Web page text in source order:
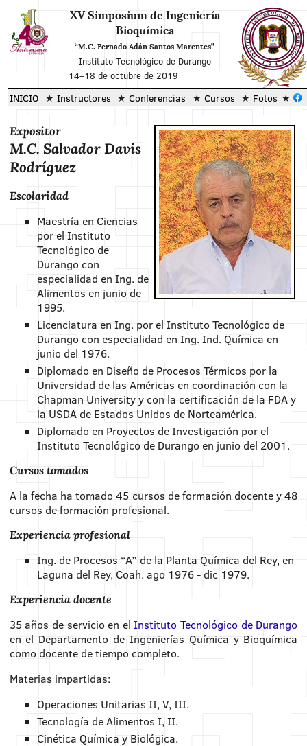
XV Simposium de Ingeniería
Bioquímica
“M.C. Fernado Adán Santos Marentes”
Instituto Tecnológico de Durango
14–18 de octubre de 2019
INICIO Instructores Conferencias Cursos Fotos
Expositor
M.C. Salvador Davis
Rodríguez
Escolaridad
Maestría en Ciencias
por el Instituto
Tecnológico de
Durango con
especialidad en Ing. de
Alimentos en junio de
1995.
Licenciatura en Ing. por el Instituto Tecnológico de
Durango con especialidad en Ing. Ind. Química en
junio del 1976.
Diplomado en Diseño de Procesos Térmicos por la
Universidad de las Américas en coordinación con la
Chapman University y con la certificación de la FDA y
la USDA de Estados Unidos de Norteamérica.
Diplomado en Proyectos de Investigación por el
Instituto Tecnológico de Durango en junio del 2001.
Cursos tomados
A la fecha ha tomado 45 cursos de formación docente y 48
cursos de formación profesional.
Experiencia profesional
Ing. de Procesos “A” de la Planta Química del Rey, en
Laguna del Rey, Coah. ago 1976 - dic 1979.
Experiencia docente
35 años de servicio en elInstituto Tecnológico de Durango
en el Departamento de Ingenierías Química y Bioquímica
como docente de tiempo completo.
Materias impartidas:
Operaciones Unitarias II, V, III.
Tecnología de Alimentos I, II.
Cinética Química y Biológica.